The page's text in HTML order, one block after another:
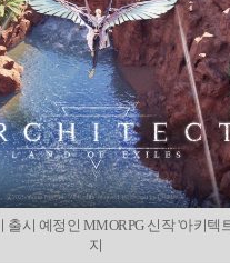
출시 예정인 MMORPG 신작 '아키텍
지